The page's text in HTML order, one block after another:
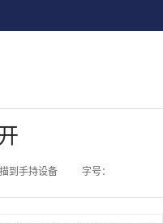
到手持设备 字号：